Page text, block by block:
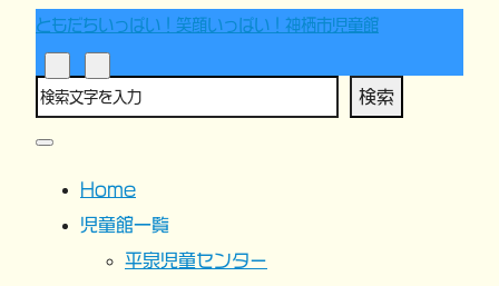
ともだちいっぱい！笑顔いっぱい！神栖市児童館
検索
Home
児童館一覧
平泉児童センター